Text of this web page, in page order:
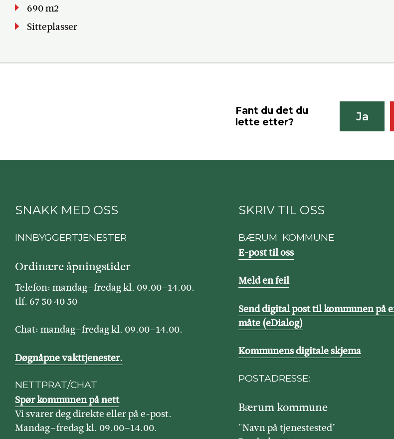
690 m2
Sitteplasser
Fant du det du
lette etter?
Ja
SNAKK MED OSS
INNBYGGERTJENESTER
Ordinære åpningstider
Telefon: mandag–fredag kl. 09.00–14.00.
tlf. 67 50 40 50
Chat: mandag–fredag kl. 09.00–14.00.
Døgnåpne vakttjenester.
NETTPRAT/CHAT
Spør kommunen på nett
Vi svarer deg direkte eller på e-post.
Mandag–fredag kl. 09.00–14.00.
SKRIV TIL OSS
BÆRUM KOMMUNE
E-post til oss
Meld en feil
Send digital post til kommunen på
måte (eDialog)
Kommunens digitale skjema
POSTADRESSE:
Bærum kommune
"Navn på tjenestested"